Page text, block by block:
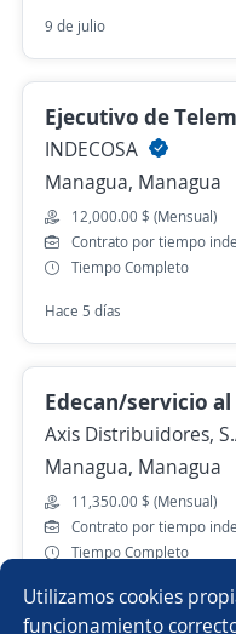
Utilizamos cookies
funcionamiento
9 de julio
Ejecutivo de
INDECOSA
Managua, Managua
12,000.00 $ (Mensual)
Contrato por tiempo
Tiempo Completo
Hace 5 días
Edecan/servicio
Axis Distribuidores,
Managua, Managua
11,350.00 $ (Mensual)
Contrato por tiempo
Tiempo Completo
30 de julio